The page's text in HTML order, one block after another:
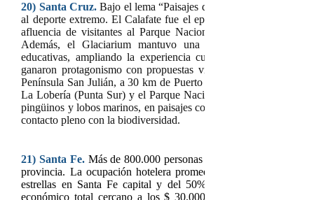
20) Santa Cruz. Bajo el lema “Paisajes que Abrigan”, la
al deporte extremo. El Calafate fue el epicentro del movimiento
afluencia de visitantes al Parque Nacional Los Glaciares y al
Además, el Glaciarium mantuvo una agenda activa con
educativas, ampliando la experiencia cultural y científica de
ganaron protagonismo con propuestas vinculadas al turismo
Península San Julián, a 30 km de Puerto San Julián, fue
La Lobería (Punta Sur) y el Parque Nacional Monte León se
pingüinos y lobos marinos, en paisajes costeros protegidos que
contacto pleno con la biodiversidad.
21) Santa Fe. Másde 800.000 personas participaron en
provincia. La ocupación hotelera promedio fue del 65%, con
estrellas en Santa Fe capital y del 50% en Rosario. El
económico total cercano a los $ 30.000 millones, de los